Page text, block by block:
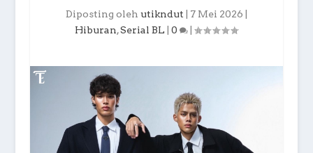
Diposting oleh utikndut 7 Mei 2026
Hiburan,Serial BL |0 |